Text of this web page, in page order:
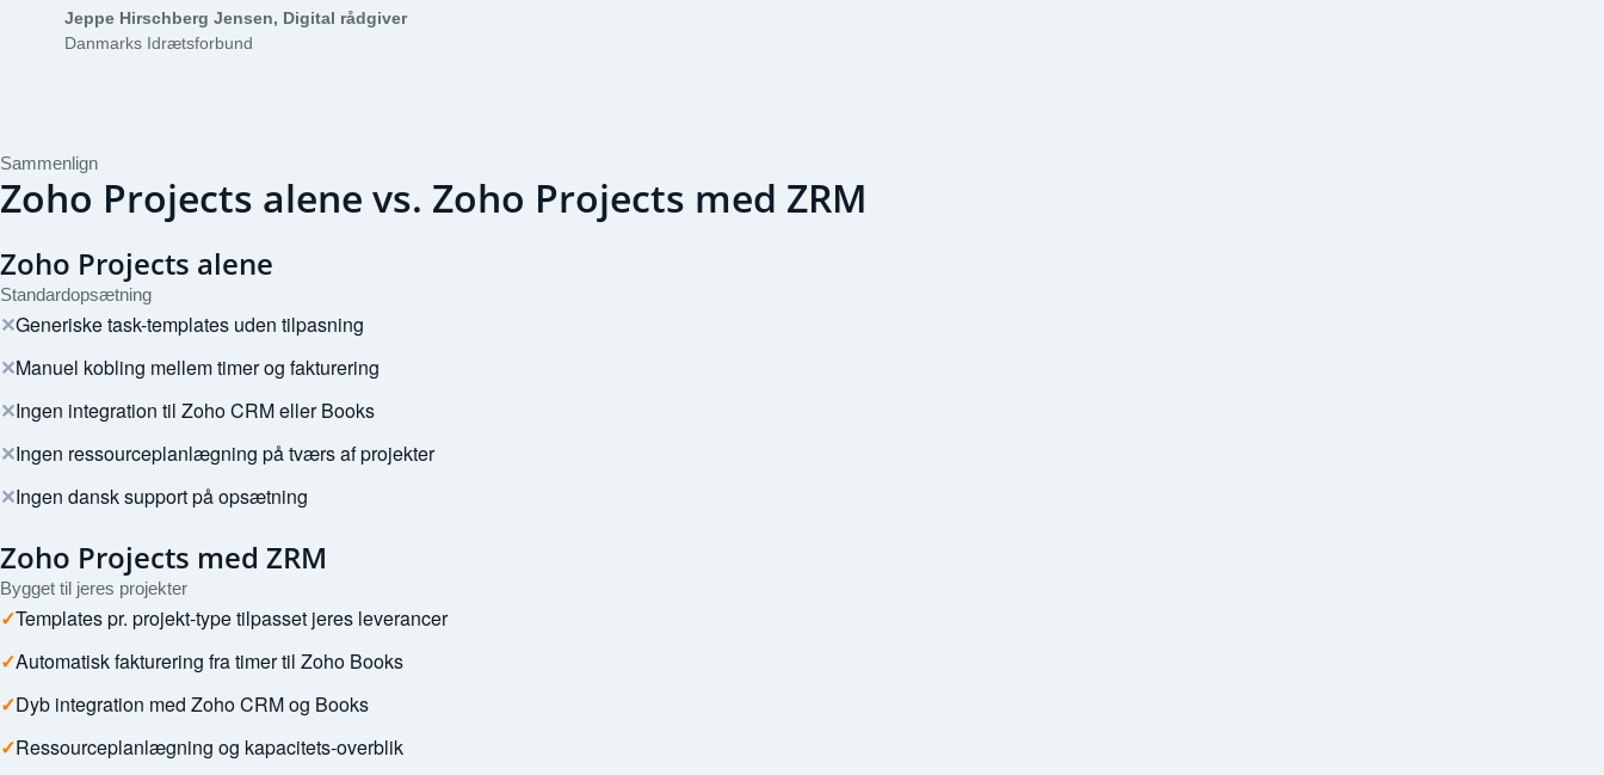
Jeppe Hirschberg Jensen, Digital rådgiver
Danmarks Idrætsforbund
Sammenlign
Zoho Projects alene vs. Zoho Projects med ZRM
Zoho Projects alene
Standardopsætning
✕Generiske task-templates uden tilpasning
✕Manuel kobling mellem timer og fakturering
✕Ingen integration til Zoho CRM eller Books
✕Ingen ressourceplanlægning på tværs af projekter
✕Ingen dansk support på opsætning
Zoho Projects med ZRM
Bygget til jeres projekter
✓Templates pr. projekt-type tilpasset jeres leverancer
✓Automatisk fakturering fra timer til Zoho Books
✓Dyb integration med Zoho CRM og Books
✓Ressourceplanlægning og kapacitets-overblik